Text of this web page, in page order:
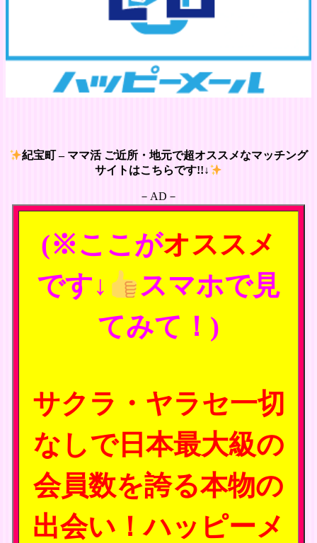
紀宝町 – ママ活 ご近所・地元で超オススメなマッチング
サイトはこちらです!!↓
－AD－
(※ここがオススメ
です↓
スマホで見
てみて！)
サクラ・ヤラセ一切
なしで日本最大級の
会員数を誇る本物の
出会い！ハッピーメ